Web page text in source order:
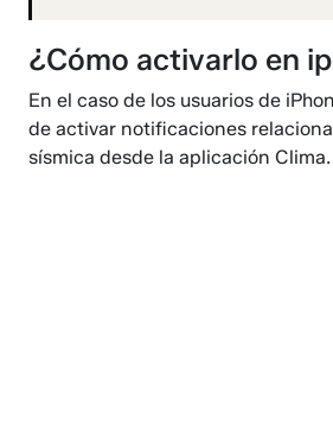
¿Cómo activarlo en
En el caso de los usuarios de
de activar notificaciones
sísmica desde la aplicación Clima.